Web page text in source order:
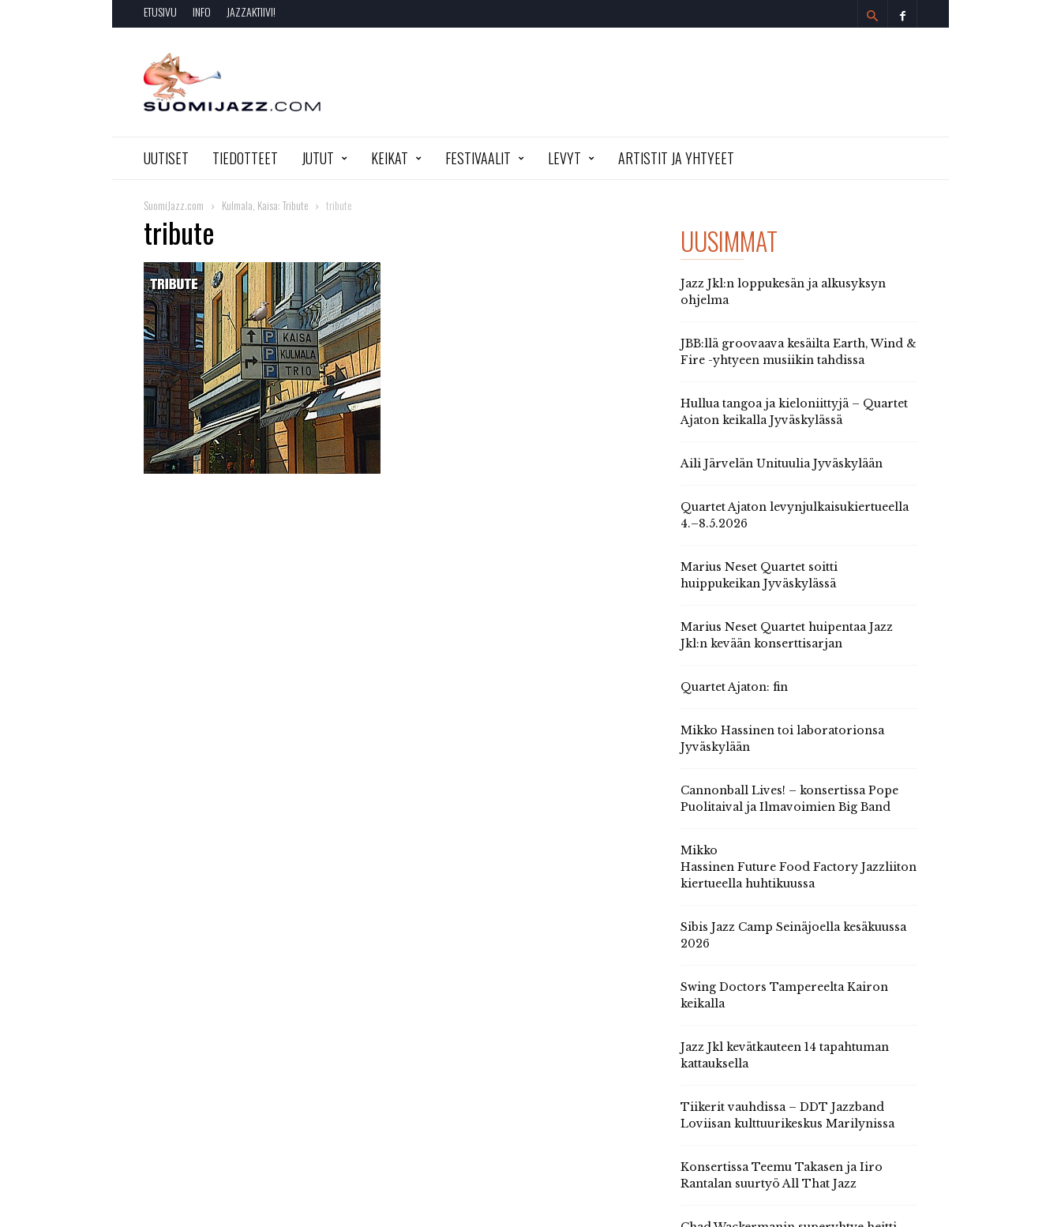
ETUSIVU INFO JAZZAKTIIVI!
SuomiJazz.com
UUTISET TIEDOTTEET JUTUT KEIKAT FESTIVAALIT LEVYT ARTISTIT JA YHTYEET
SuomiJazz.com Kulmala, Kaisa: Tribute tribute
tribute UUSIMMAT
Jazz Jkl:n loppukesän ja alkusyksyn
ohjelma
JBB:llä groovaava kesäilta Earth, Wind &
Fire -yhtyeen musiikin tahdissa
Hullua tangoa ja kieloniittyjä – Quartet
Ajaton keikalla Jyväskylässä
Aili Järvelän Unituulia Jyväskylään
Quartet Ajaton levynjulkaisukiertueella
4.–8.5.2026
Marius Neset Quartet soitti
huippukeikan Jyväskylässä
Marius Neset Quartet huipentaa Jazz
Jkl:n kevään konserttisarjan
Quartet Ajaton: fin
Mikko Hassinen toi laboratorionsa
Jyväskylään
Cannonball Lives! – konsertissa Pope
Puolitaival ja Ilmavoimien Big Band
Mikko
Hassinen Future Food Factory Jazzliiton
kiertueella huhtikuussa
Sibis Jazz Camp Seinäjoella kesäkuussa
2026
Swing Doctors Tampereelta Kairon
keikalla
Jazz Jkl kevätkauteen 14 tapahtuman
kattauksella
Tiikerit vauhdissa – DDT Jazzband
Loviisan kulttuurikeskus Marilynissa
Konsertissa Teemu Takasen ja Iiro
Rantalan suurtyö All That Jazz